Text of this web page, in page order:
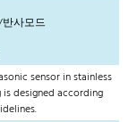
사모드
sensor in stainless
is designed according